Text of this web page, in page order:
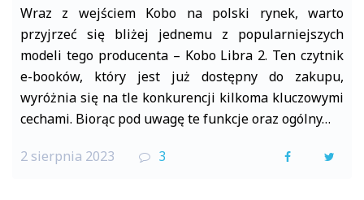
Wraz z wejściem Kobo na polski rynek, warto
przyjrzeć się bliżej jednemu z popularniejszych
modeli tego producenta – Kobo Libra 2. Ten czytnik
e-booków, który jest już dostępny do zakupu,
wyróżnia się na tle konkurencji kilkoma kluczowymi
cechami. Biorąc pod uwagę te funkcje oraz ogólny…
2 sierpnia 2023 3
F